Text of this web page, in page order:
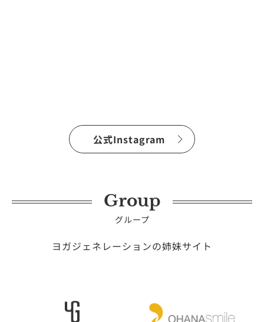
公式Instagram
Group
グループ
ヨガジェネレーションの姉妹サイト